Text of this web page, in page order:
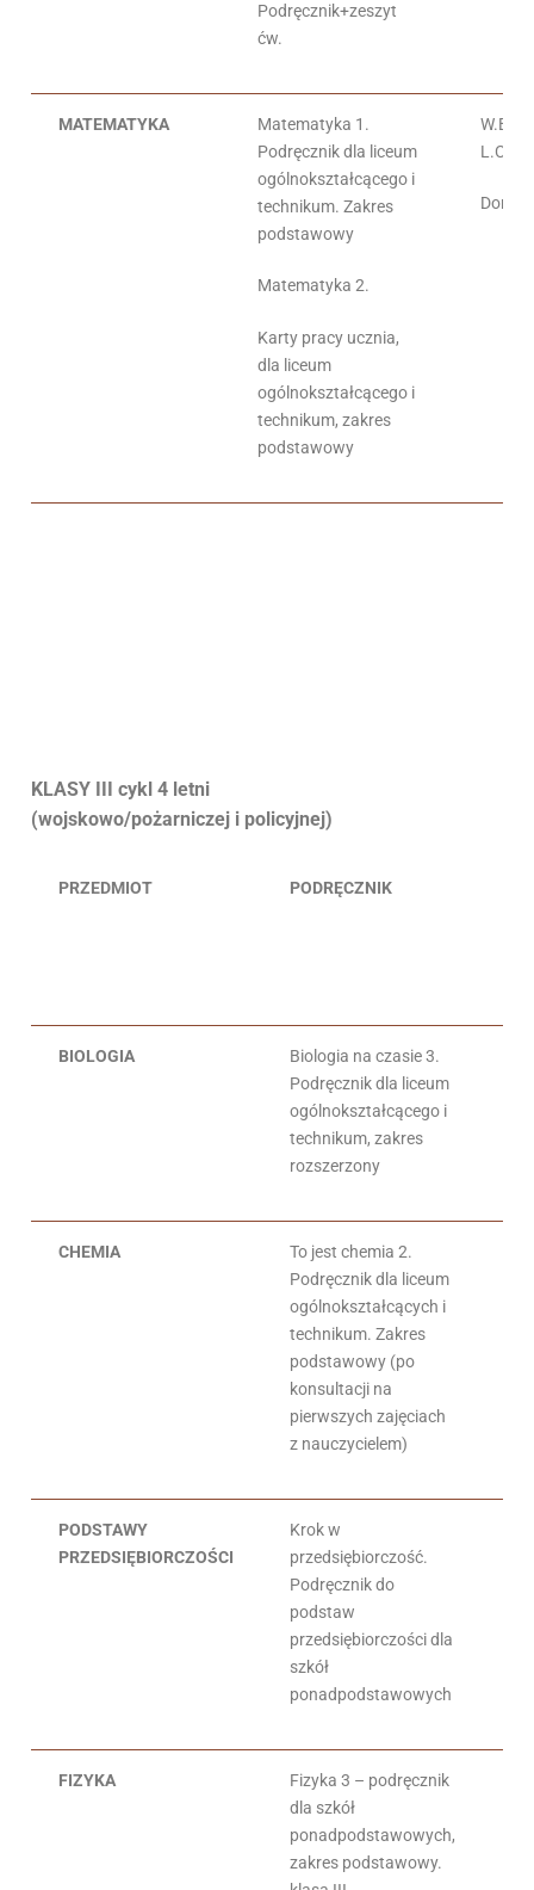
Podręcznik+zeszyt
ćw.
MATEMATYKA
Matematyka 1.
Podręcznik dla liceum
ogólnokształcącego i
technikum. Zakres
podstawowy
Matematyka 2.
Karty pracy ucznia,
dla liceum
ogólnokształcącego i
technikum, zakres
podstawowy
KLASY III cykl 4 letni
(wojskowo/pożarniczej i policyjnej)
PRZEDMIOT PODRĘCZNIK
BIOLOGIA
Biologia na czasie 3.
Podręcznik dla liceum
ogólnokształcącego i
technikum, zakres
rozszerzony
CHEMIA
To jest chemia 2.
Podręcznik dla liceum
ogólnokształcących i
technikum. Zakres
podstawowy (po
konsultacji na
pierwszych zajęciach
z nauczycielem)
PODSTAWY
PRZEDSIĘBIORCZOŚCI
Krok w
przedsiębiorczość.
Podręcznik do
podstaw
przedsiębiorczości dla
szkół
ponadpodstawowych
FIZYKA
Fizyka 3 – podręcznik
dla szkół
ponadpodstawowych,
zakres podstawowy.